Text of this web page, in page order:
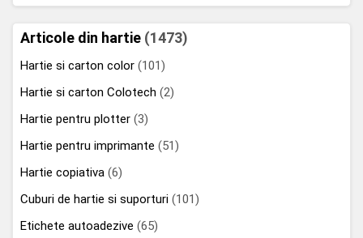
Articole din hartie (1473)
Hartie si carton color (101)
Hartie si carton Colotech (2)
Hartie pentru plotter (3)
Hartie pentru imprimante (51)
Hartie copiativa (6)
Cuburi de hartie si suporturi (101)
Etichete autoadezive (65)